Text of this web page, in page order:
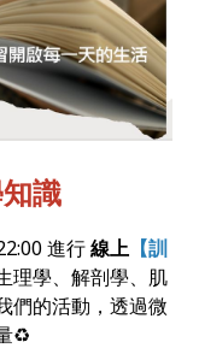
識
進行線上 【訓
理學、解剖學、肌
們的活動，透過微
♻️